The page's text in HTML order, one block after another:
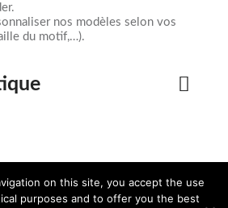
nos modèles selon vos
du motif,…).
Téléchargez
la documentation
Demandez
un devis
on this site, you accept the use
purposes and to offer you the best